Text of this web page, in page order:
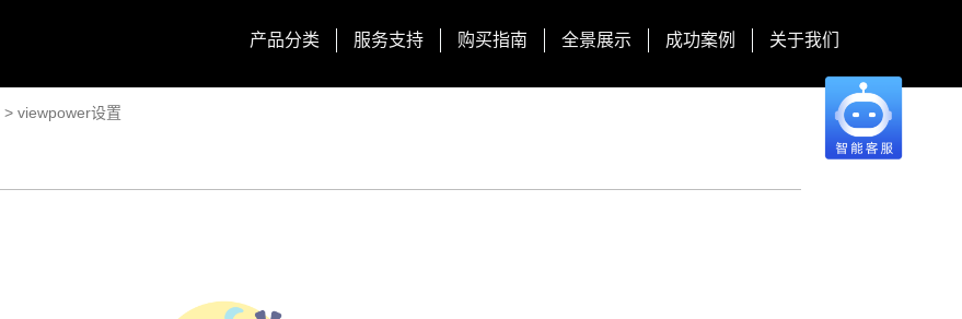
产品分类 服务支持 购买指南 全景展示 成功案例 关于我们
> viewpower设置